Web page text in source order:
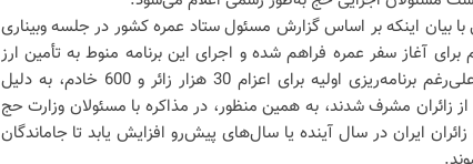
بیان اینکه بر اساس گزارش مسئول ستاد عمره کشور در جلسه وبیناری
آغاز سفر عمره فراهم شده و اجرای این برنامه منوط به تأمین ارز
مورد نیاز است، افزود: در حج امسال، علی‌رغم برنامه‌ریزی اولیه برای اعزام 30 هزار زائر و 600 خادم، به دلیل
زائران مشرف شدند، به همین منظور، در مذاکره با مسئولان وزارت حج
ایران در سال آینده یا سال‌های پیش‌رو افزایش یابد تا جاماندگان